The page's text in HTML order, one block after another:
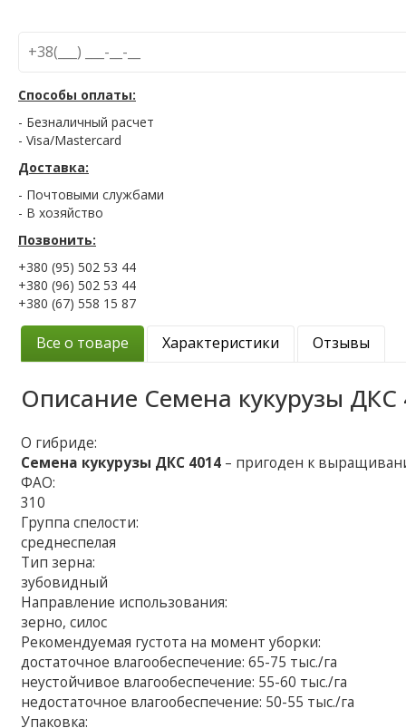
Способы оплаты:
- Безналичный расчет
- Visa/Mastercard
Доставка:
- Почтовыми службами
- В хозяйство
Позвонить:
+380 (95) 502 53 44
+380 (96) 502 53 44
+380 (67) 558 15 87
Все о товаре Характеристики Отзывы
Описание Семена кукурузы ДКС
О гибриде:
Семена кукурузы ДКС 4014 – пригоден к
ФАО:
310
Группа спелости:
среднеспелая
Тип зерна:
зубовидный
Направление использования:
зерно, силос
Рекомендуемая густота на момент уборки:
достаточное влагообеспечение: 65-75 тыс./га
неустойчивое влагообеспечение: 55-60 тыс./га
недостаточное влагообеспечение: 50-55 тыс./га
Упаковка: